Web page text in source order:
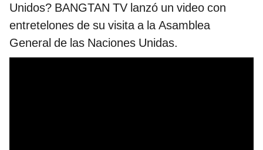
Unidos? BANGTAN TV lanzó un video con
entretelones de su visita a la Asamblea
General de las Naciones Unidas.